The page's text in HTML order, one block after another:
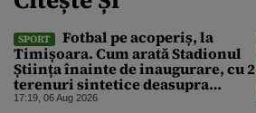
SPORT
Fotbal pe acoperiș, la
Timișoara. Cum arată Stadionul
Știința înainte de inaugurare, cu 2
terenuri sintetice deasupra
tribunei
17:19, 06 Aug 2026